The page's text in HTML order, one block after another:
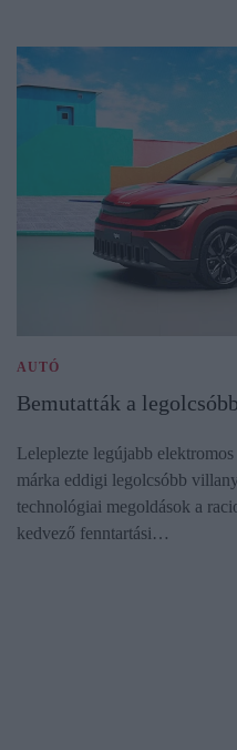
AUTÓ
Bemutatták a
Leleplezte legújabb
márka eddigi legolcsóbb
technológiai megoldások a
kedvező fenntartási…